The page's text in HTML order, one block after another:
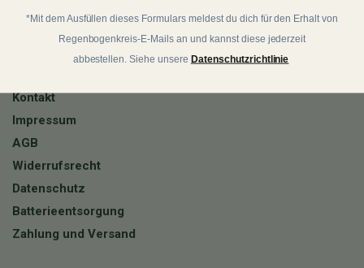
Kontakt
Impressum
AGB
Widerrufsrecht
Datenschutz
Batterieentsorgung
Zahlung und Versand
*Mit dem Ausfüllen dieses Formulars meldest du dich für den Erhalt von
Regenbogenkreis-E-Mails an und kannst diese jederzeit
abbestellen. Siehe unsere Datenschutzrichtlinie